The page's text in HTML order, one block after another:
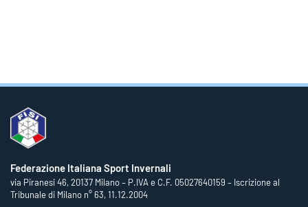
Federazione Italiana Sport Invernali
via Piranesi 46, 20137 Milano – P.IVA e C.F. 05027640159 – Iscrizione al
Tribunale di Milano n° 63, 11.12.2004